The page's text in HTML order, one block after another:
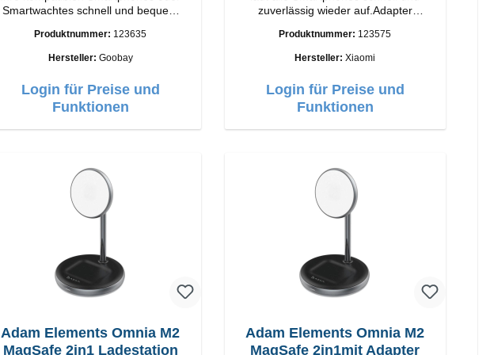
Smartwachtes schnell und bequem
Farbe: Schwarz
Produktnummer: 123635
Hersteller: Goobay
Login für Preise und
Funktionen
zuverlässig wieder auf.Adapter
Verarbeitung Anschlüsse: USB-A
Weiss
Produktnummer: 123575
Hersteller:Xiaomi
Login für Preise und
Funktionen
Adam Elements Omnia M2
MagSafe 2in1 Ladestation
Adam Elements Omnia M2
MagSafe 2in1mit Adapter